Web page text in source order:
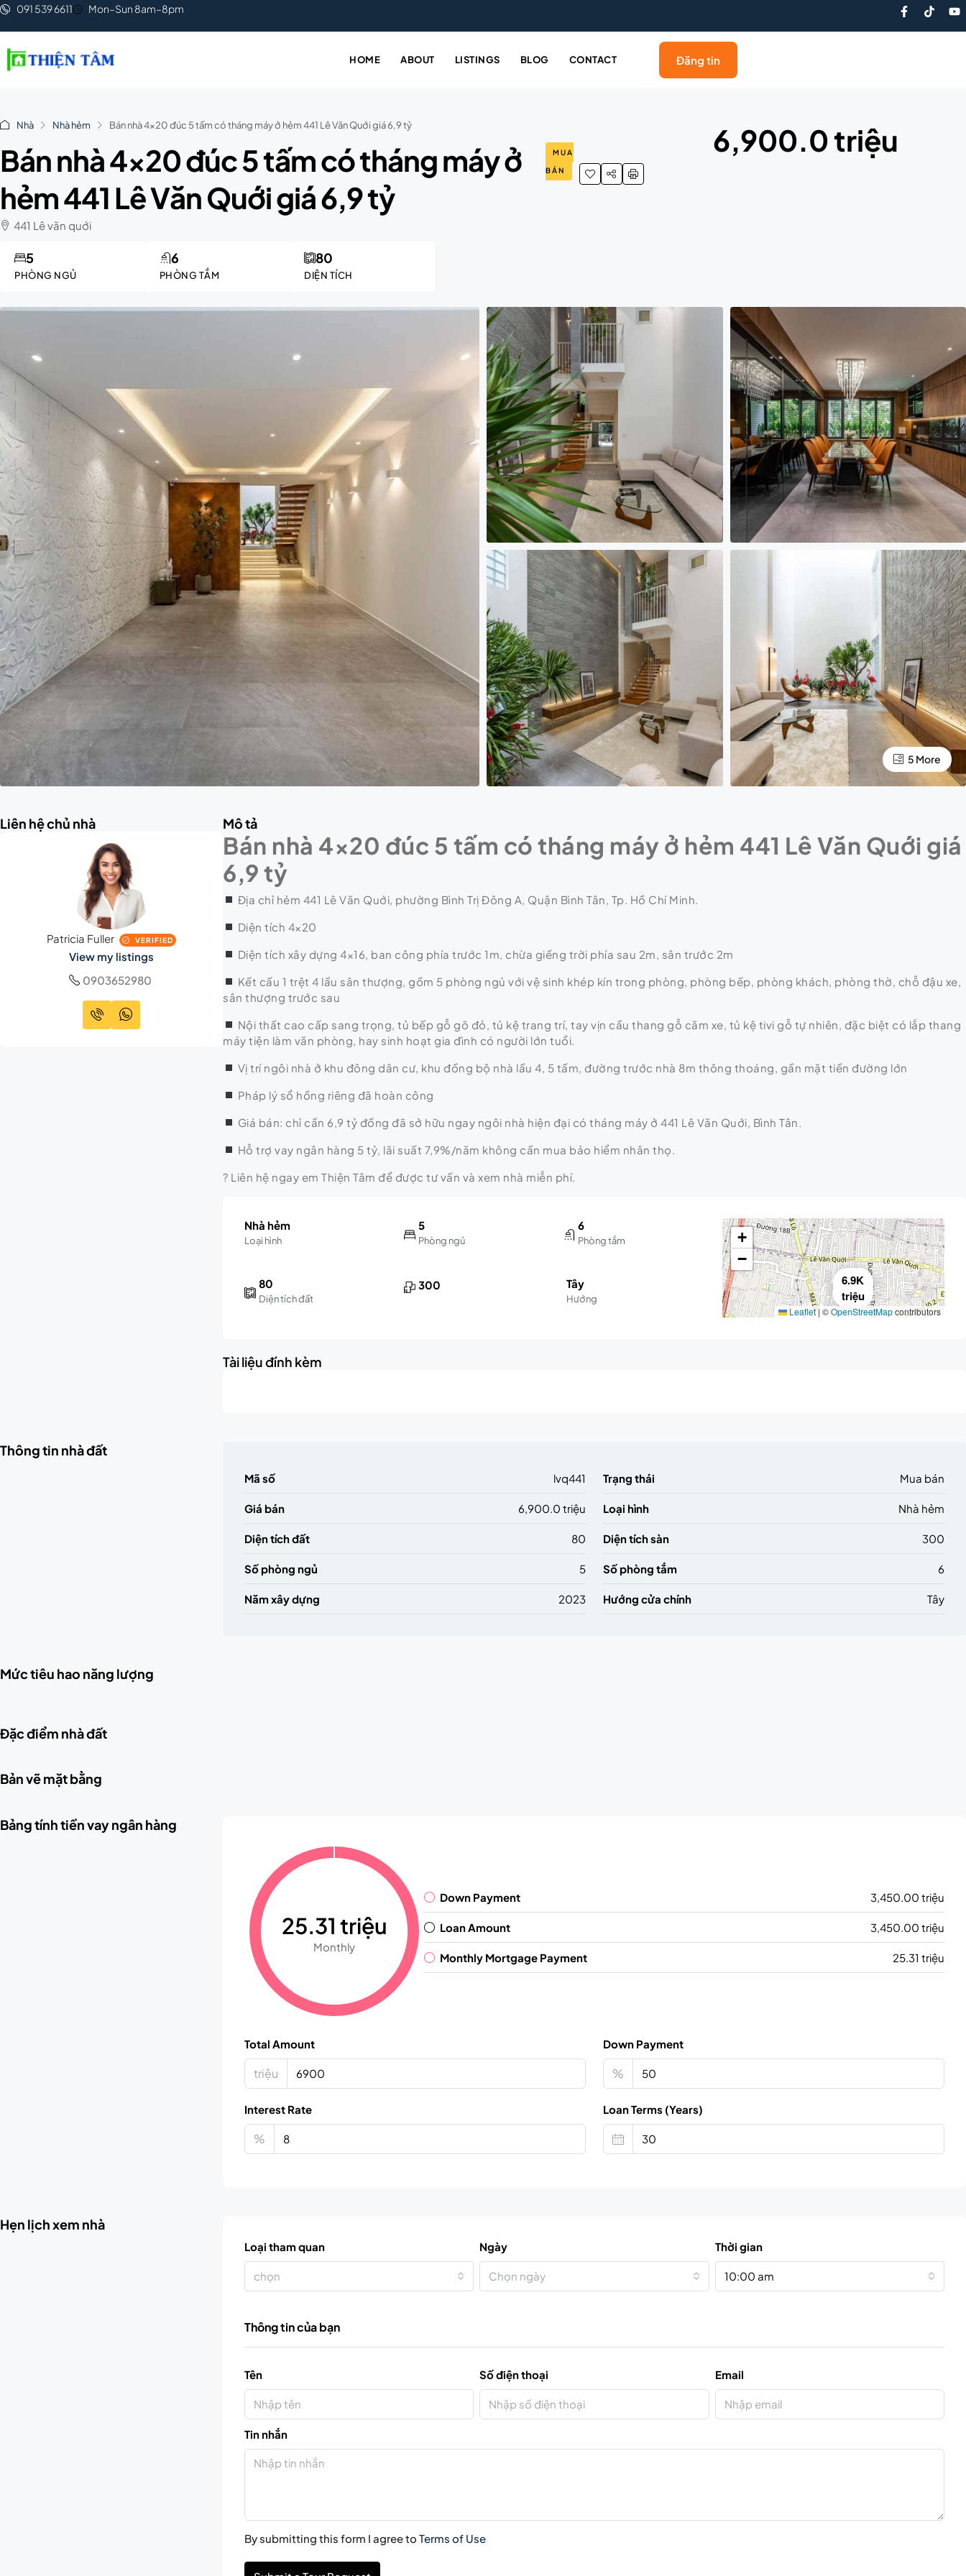
091 539 6611 Mon–Sun 8am–8pm
HOME ABOUT LISTINGS BLOG CONTACT Đăng tin
Nhà Nhà hẻm Bán nhà 4×20 đúc 5 tấm có tháng máy ở hẻm 441 Lê Văn Quới giá 6,9 tỷ
Bán nhà 4×20 đúc 5 tấm có tháng máy ở
hẻm 441 Lê Văn Quới giá 6,9 tỷ
MUA
BÁN
441 Lê văn quới
PHÒNG NGỦ
5
PHÒNG TẮM
6
DIỆN TÍCH
80
6,900.0 triệu
5 More
Liên hệ chủ nhà
Patricia Fuller VERIFIED
View my listings
0903652980
Mô tả
Bán nhà 4×20 đúc 5 tấm có tháng máy ở hẻm 441 Lê Văn Quới giá
6,9 tỷ
Địa chỉ hẻm 441 Lê Văn Quới, phường Bình Trị Đông A, Quận Bình Tân, Tp. Hồ Chí Minh.
Diện tích 4×20
Diện tích xây dựng 4×16, ban công phía trước 1m, chừa giếng trời phía sau 2m, sân trước 2m
Kết cấu 1 trệt 4 lầu sân thượng, gồm 5 phòng ngủ với vệ sinh khép kín trong phòng, phòng bếp, phòng khách, phòng thờ, chỗ đậu xe,
sân thượng trước sau
Nội thất cao cấp sang trọng, tủ bếp gỗ gõ đỏ, tủ kệ trang trí, tay vịn cầu thang gỗ căm xe, tủ kệ tivi gỗ tự nhiên, đặc biệt có lắp thang
máy tiện làm văn phòng, hay sinh hoạt gia đình có người lớn tuổi.
Vị trí ngôi nhà ở khu đông dân cư, khu đồng bộ nhà lầu 4, 5 tấm, đường trước nhà 8m thông thoáng, gần mặt tiền đường lớn
Pháp lý sổ hồng riêng đã hoàn công
Giá bán: chỉ cần 6,9 tỷ đồng đã sở hữu ngay ngôi nhà hiện đại có tháng máy ở 441 Lê Văn Quới, Bình Tân.
Hỗ trợ vay ngân hàng 5 tỷ, lãi suất 7,9%/năm không cần mua bảo hiểm nhân thọ.
? Liên hệ ngay em Thiện Tâm để được tư vấn và xem nhà miễn phí.
Nhà hẻm
Loại hình
5
Phòng ngủ
6
Phòng tắm
80
Diện tích đất
300 Tây
Hướng
6.9K
triệu
+
−
Leaflet| ©OpenStreetMapcontributors
Tài liệu đính kèm
Thông tin nhà đất
Mã số lvq441 Trạng thái Mua bán
Giá bán 6,900.0 triệu Loại hình Nhà hẻm
Diện tích đất 80 Diện tích sàn 300
Số phòng ngủ 5 Số phòng tắm 6
Năm xây dựng 2023 Hướng cửa chính Tây
Mức tiêu hao năng lượng
Đặc điểm nhà đất
Bản vẽ mặt bằng
Bảng tính tiền vay ngân hàng
25.31 triệu
Monthly
Down Payment 3,450.00 triệu
Loan Amount 3,450.00 triệu
Monthly Mortgage Payment 25.31 triệu
Total Amount
triệu
Down Payment
%
Interest Rate
%
Loan Terms (Years)
Hẹn lịch xem nhà
Loại tham quan
chọn
Ngày
Chọn ngày
Thời gian
10:00 am
Thông tin của bạn
Tên Số điện thoại Email
Tin nhắn
By submitting this form I agree toTerms of Use